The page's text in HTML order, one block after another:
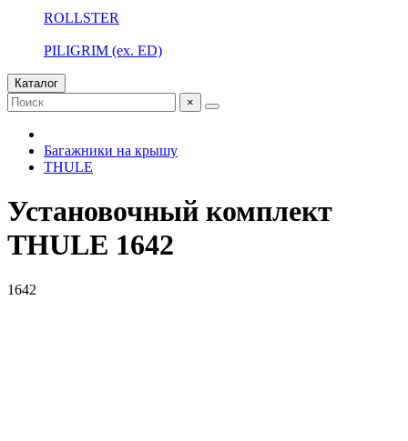
ROLLSTER
PILIGRIM (ex. ED)
Каталог
×
Багажники на крышу
THULE
Установочный комплект
THULE 1642
1642